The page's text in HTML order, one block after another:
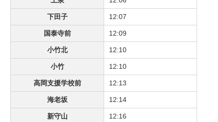
下田子 12:07
国泰寺前 12:09
小竹北 12:10
小竹 12:10
高岡支援学校前 12:13
海老坂 12:14
新守山 12:16